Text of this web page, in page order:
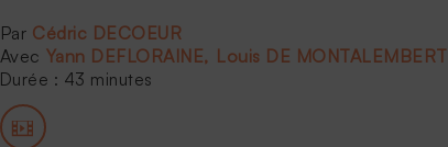
Cédric DECOEUR
Yann DEFLORAINE
Louis DE MONTALEMBERT
Durée : 43 minutes